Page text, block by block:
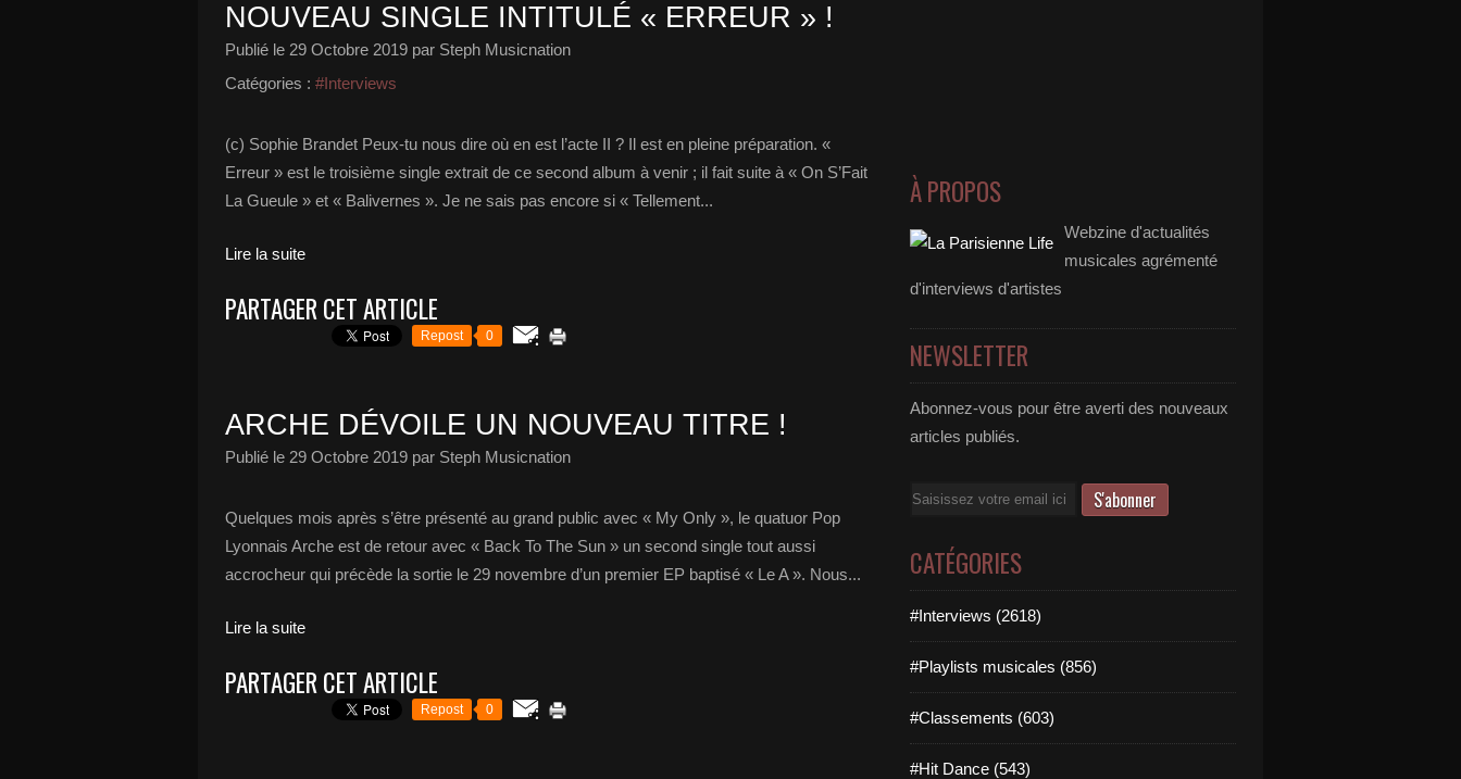
NOUVEAU SINGLE INTITULÉ « ERREUR » !
Publié le 29 Octobre 2019 par Steph Musicnation
Catégories : #Interviews
(c) Sophie Brandet Peux-tu nous dire où en est l’acte II ? Il est en pleine préparation. «
Erreur » est le troisième single extrait de ce second album à venir ; il fait suite à « On S’Fait
La Gueule » et « Balivernes ». Je ne sais pas encore si « Tellement...
Lire la suite
PARTAGER CET ARTICLE
Repost 0
ARCHE DÉVOILE UN NOUVEAU TITRE !
Publié le 29 Octobre 2019 par Steph Musicnation
Quelques mois après s’être présenté au grand public avec « My Only », le quatuor Pop
Lyonnais Arche est de retour avec « Back To The Sun » un second single tout aussi
accrocheur qui précède la sortie le 29 novembre d’un premier EP baptisé « Le A ». Nous...
Lire la suite
PARTAGER CET ARTICLE
Repost 0
À PROPOS
Webzine d'actualités
musicales agrémenté
d'interviews d'artistes
NEWSLETTER
Abonnez-vous pour être averti des nouveaux
articles publiés.
Email
CATÉGORIES
#Interviews (2618)
#Playlists musicales (856)
#Classements (603)
#Hit Dance (543)